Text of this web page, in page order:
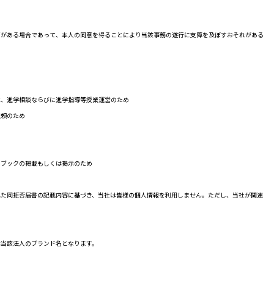
る場合であって、本人の同意を得ることにより当該事務の遂行に支障を及ぼすおそれがある
進学相談ならびに進学指導等授業運営のため
のため
ックの掲載もしくは掲示のため
拒否届書の記載内容に基づき、当社は皆様の個人情報を利用しません。ただし、当社が関連
該法人のブランド名となります。